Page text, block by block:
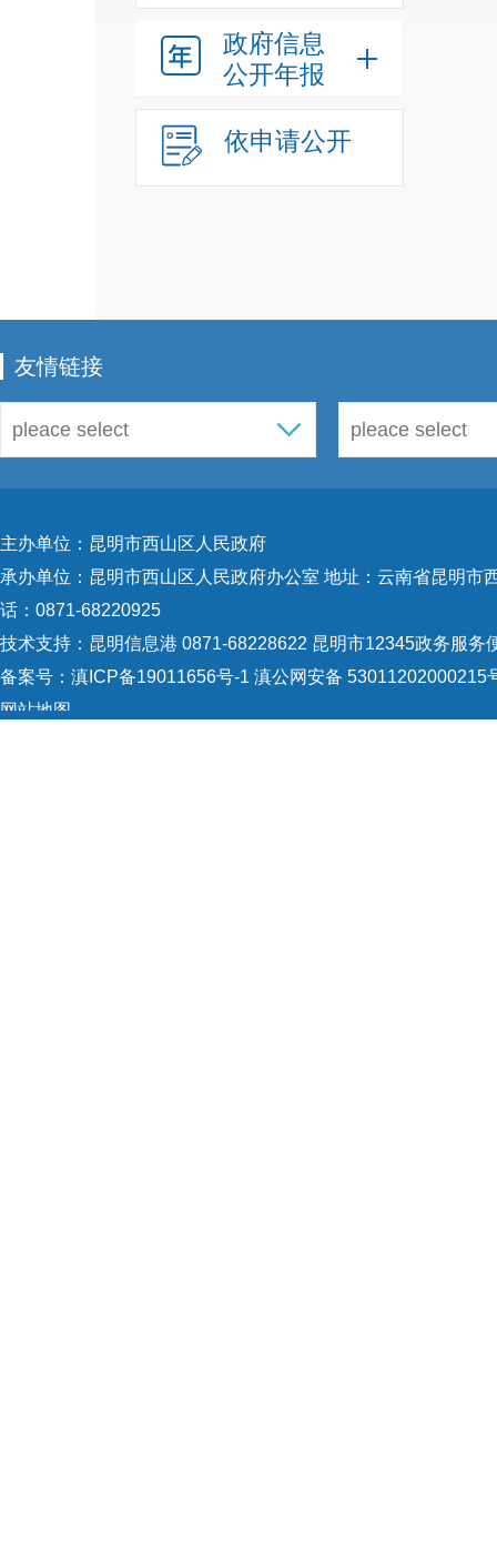
政府信息
公开年报
依申请公开
友情链接
主办单位：昆明市西山区人民政府
承办单位：昆明市西山区人民政府办公室 地址：云南省昆明市
话：0871-68220925
技术支持： 昆明信息港 0871-68228622 昆明市12345政务服务
备案号： 滇ICP备19011656号-1 滇公网安备 53011202000215
网站地图